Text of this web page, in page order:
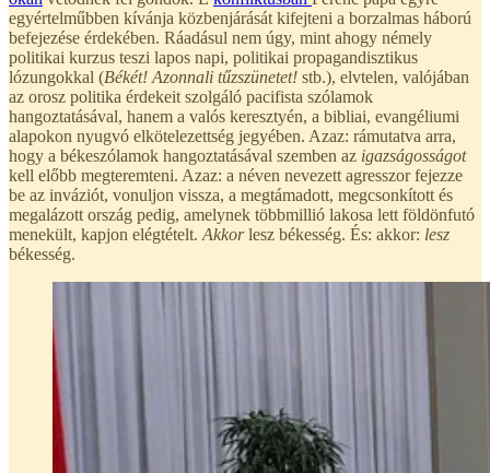
egyértelműbben kívánja közbenjárását kifejteni a borzalmas háború
befejezése érdekében. Ráadásul nem úgy, mint ahogy némely
politikai kurzus teszi lapos napi, politikai propagandisztikus
lózungokkal (Békét! Azonnali tűzszünetet! stb.), elvtelen, valójában
az orosz politika érdekeit szolgáló pacifista szólamok
hangoztatásával, hanem a valós keresztyén, a bibliai, evangéliumi
alapokon nyugvó elkötelezettség jegyében. Azaz: rámutatva arra,
hogy a békeszólamok hangoztatásával szemben az igazságosságot
kell előbb megteremteni. Azaz: a néven nevezett agresszor fejezze
be az inváziót, vonuljon vissza, a megtámadott, megcsonkított és
megalázott ország pedig, amelynek többmillió lakosa lett földönfutó
menekült, kapjon elégtételt. Akkorlesz békesség. És: akkor: lesz
békesség.